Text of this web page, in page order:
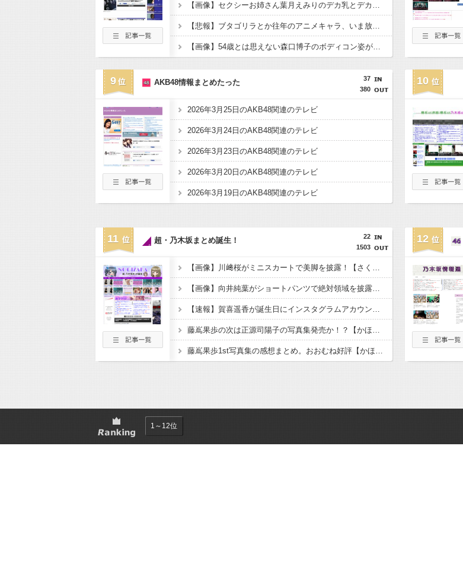
【画像】セクシーお姉さん葉月えみりのデカ乳とデカケツが限界突破して最強ｗｗｗｗ
【悲報】ブタゴリラとか往年のアニメキャラ、いま放送したら大問題になる模様www
【画像】54歳とは思えない森口博子のボディコン姿がヤバすぎる、工藤夕貴も参戦！その理由がこれwwwwww
9
37
380
AKB48情報まとめたった
2026年3月25日のAKB48関連のテレビ
2026年3月24日のAKB48関連のテレビ
2026年3月23日のAKB48関連のテレビ
2026年3月20日のAKB48関連のテレビ
2026年3月19日のAKB48関連のテレビ
10
11
22
1503
超・乃木坂まとめ誕生！
【画像】川﨑桜がミニスカートで美脚を披露！【さくたん】【乃木坂46】
【画像】向井純葉がショートパンツで絶対領域を披露！【櫻坂46】
【速報】賀喜遥香が誕生日にインスタグラムアカウント開設！【かっきー】【乃木坂46】
藤嶌果歩の次は正源司陽子の写真集発売か！？【かほりん・しょげこ】【日向坂46】
藤嶌果歩1st写真集の感想まとめ。おおむね好評【かほりん】【日向坂46】
12
1～12位